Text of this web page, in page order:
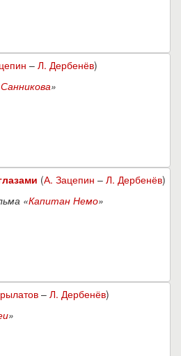
– Л. Дербенёв)
»
(А. Зацепин – Л. Дербенёв)
«Капитан Немо»
– Л. Дербенёв)
»